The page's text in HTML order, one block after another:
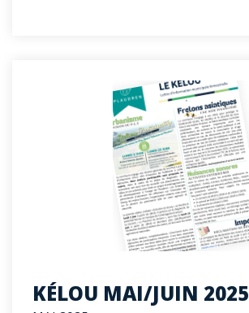
KÉLOU MAI/JUIN 2025